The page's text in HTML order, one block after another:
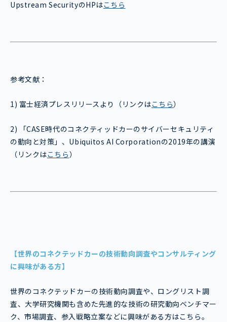
Upstream SecurityのHPはこちら
参考文献：
1) 富士経済プレスリリースより（リンクはこちら）
2) 「CASE時代のコネクティッドカーのサイバーセキュリティ
の動向と対策」、Ubiquitos AI Corporationの2019年の講演
（リンクはこちら）
【世界のコネクテッドカーの技術動向調査やコンサルティング
に興味がある方】
世界のコネクテッドカーの技術動向調査や、ロングリスト調
査、大学研究機関も含めた先進的な技術の研究動向ベンチマー
ク、市場調査、参入戦略立案などに興味がある方はこちら。